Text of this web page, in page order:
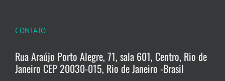
CONTATO
Rua Araújo Porto Alegre, 71, sala 601, Centro, Rio de
Janeiro CEP 20030-015, Rio de Janeiro -Brasil